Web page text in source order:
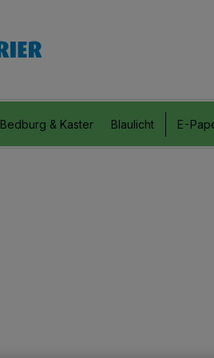
Bedburg & Kaster Blaulicht E-